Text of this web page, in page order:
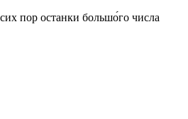
пор останки большо́го числа